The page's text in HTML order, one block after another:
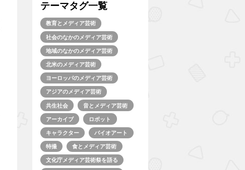
テーマタグ一覧
教育とメディア芸術
社会のなかのメディア芸術
地域のなかのメディア芸術
北米のメディア芸術
ヨーロッパのメディア芸術
アジアのメディア芸術
共生社会 音とメディア芸術
アーカイブ ロボット
キャラクター バイオアート
特撮 食とメディア芸術
文化庁メディア芸術祭を語る